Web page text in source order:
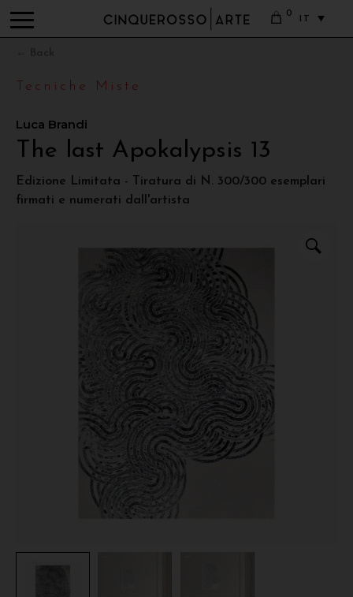
0
IT
Tecniche Miste
Luca Brandi
The last Apokalypsis 13
Edizione Limitata - Tiratura di N. 300/300 esemplari
firmati e numerati dall'artista